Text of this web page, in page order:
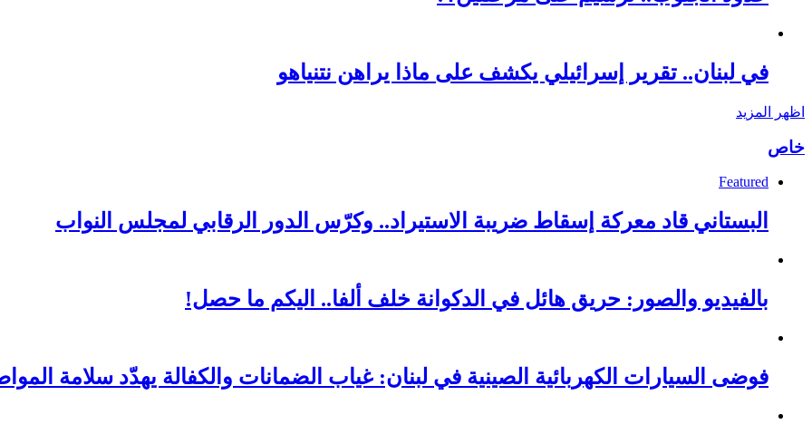
في لبنان.. تقرير إسرائيلي يكشف على ماذا يراهن نتنياهو
اظهر المزيد
خاص
Featured
البستاني قاد معركة إسقاط ضريبة الاستيراد.. وكرّس الدور الرقابي لمجلس النواب
بالفيديو والصور: حريق هائل في الدكوانة خلف ألفا.. اليكم ما حصل!
فوضى السيارات الكهربائية الصينية في لبنان: غياب الضمانات والكفالة يهدّد سلامة